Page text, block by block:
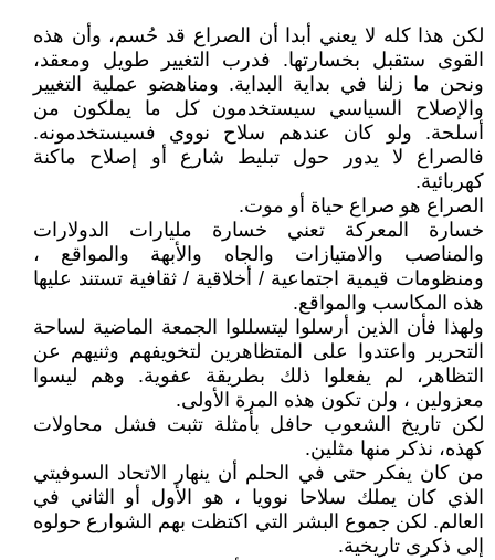
لكن هذا كله لا يعني أبدا أن الصراع قد حُسم، وأن هذه
القوى ستقبل بخسارتها. فدرب التغيير طويل ومعقد،
ونحن ما زلنا في بداية البداية. ومناهضو عملية التغيير
والإصلاح السياسي سيستخدمون كل ما يملكون من
أسلحة. ولو كان عندهم سلاح نووي فسيستخدمونه.
فالصراع لا يدور حول تبليط شارع أو إصلاح ماكنة
كهربائية.
الصراع هو صراع حياة أو موت.
خسارة المعركة تعني خسارة مليارات الدولارات
والمناصب والامتيازات والجاه والأبهة والمواقع ،
ومنظومات قيمية اجتماعية / أخلاقية / ثقافية تستند عليها
هذه المكاسب والمواقع.
ولهذا فأن الذين أرسلوا ليتسللوا الجمعة الماضية لساحة
التحرير واعتدوا على المتظاهرين لتخويفهم وثنيهم عن
التظاهر، لم يفعلوا ذلك بطريقة عفوية. وهم ليسوا
معزولين ، ولن تكون هذه المرة الأولى.
لكن تاريخ الشعوب حافل بأمثلة تثبت فشل محاولات
كهذه، نذكر منها مثلين.
من كان يفكر حتى في الحلم أن ينهار الاتحاد السوفيتي
الذي كان يملك سلاحا نوويا ، هو الأول أو الثاني في
العالم. لكن جموع البشر التي اكتظت بهم الشوارع حولوه
إلى ذكرى تاريخية.